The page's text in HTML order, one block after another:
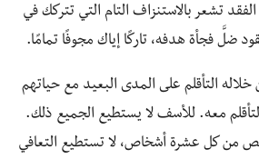
تشعر بالاستنزاف التام التي تتركك في
فجأة هدفه، تاركًا إياك مجوفًا تمامًا.
التأقلم على المدى البعيد مع حياتهم
معه. للأسف لا يستطيع الجميع ذلك.
من كل عشرة أشخاص، لا تستطيع التعافي